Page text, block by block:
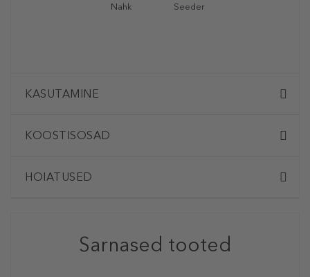
Nahk Seeder
KASUTAMINE
KOOSTISOSAD
HOIATUSED
Sarnased tooted